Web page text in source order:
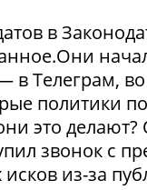
в
Телеграм,
политики
это
звонок с
из-за